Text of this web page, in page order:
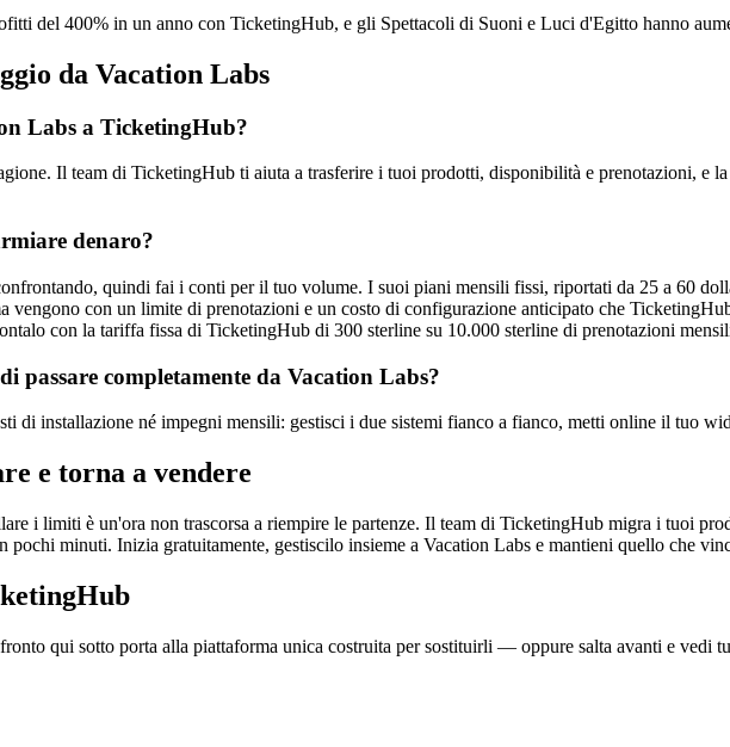
del 400% in un anno con TicketingHub, e gli Spettacoli di Suoni e Luci d'Egitto hanno
da Vacation Labs
Labs a TicketingHub?
Il team di TicketingHub ti aiuta a trasferire i tuoi prodotti, disponibilità e prenotazioni, e
denaro?
quindi fai i conti per il tuo volume. I suoi piani mensili fissi, riportati da 25 a 60
vengono con un limite di prenotazioni e un costo di configurazione anticipato che
con la tariffa fissa di TicketingHub di 300 sterline su 10.000 sterline di prenotazioni
passare completamente da Vacation Labs?
di installazione né impegni mensili: gestisci i due sistemi fianco a fianco, metti online il tuo
e torna a vendere
i limiti è un'ora non trascorsa a riempire le partenze. Il team di TicketingHub migra i tuoi
pochi minuti. Inizia gratuitamente, gestiscilo insieme a Vacation Labs e mantieni quello che
qui sotto porta alla piattaforma unica costruita per sostituirli — oppure salta avanti e vedi tu